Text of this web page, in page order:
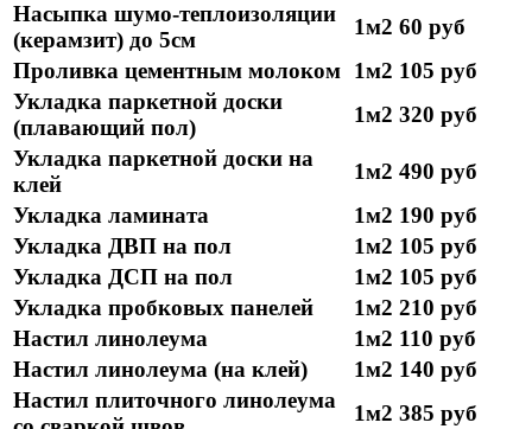
Насыпка шумо-теплоизоляции
(керамзит) до 5см
1м2 60 руб
Проливка цементным молоком 1м2 105 руб
Укладка паркетной доски
(плавающий пол)
1м2 320 руб
Укладка паркетной доски на
клей
1м2 490 руб
Укладка ламината
1м2 190 руб
Укладка ДВП на пол
1м2 105 руб
Укладка ДСП на пол
1м2 105 руб
Укладка пробковых панелей
1м2 210 руб
Настил линолеума
1м2 110 руб
Настил линолеума (на клей)
1м2 140 руб
Настил плиточного линолеума
1м2 385 руб